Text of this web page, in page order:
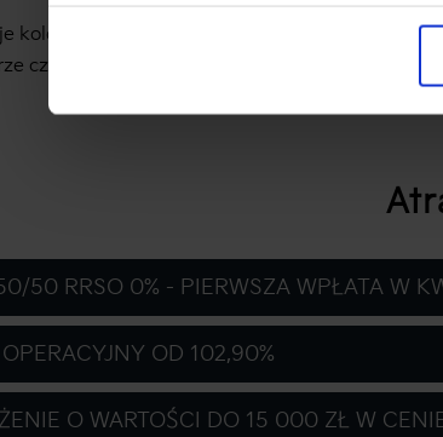
kolorystyczne dostępne są z opcjonalnym
czarnym.
50 RRSO 0% - PIERWSZA WPŁATA W
OD 102,90%
O WARTOŚCI DO 15 000 ZŁ W